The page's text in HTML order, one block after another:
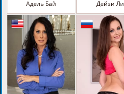
Адель Бай Дейзи Ли